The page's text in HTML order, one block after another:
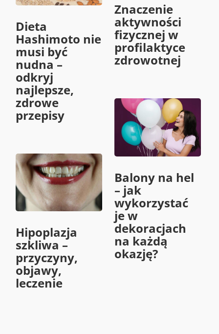
Dieta
Hashimoto nie
musi być
nudna –
odkryj
najlepsze,
zdrowe
przepisy
Hipoplazja
szkliwa –
przyczyny,
objawy,
leczenie
Znaczenie
aktywności
fizycznej w
profilaktyce
zdrowotnej
Balony na hel
– jak
wykorzystać
je w
dekoracjach
na każdą
okazję?